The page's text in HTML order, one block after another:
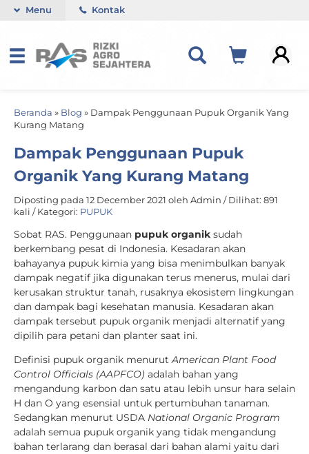
Menu Kontak
Beranda » Blog » Dampak Penggunaan Pupuk Organik Yang
Kurang Matang
Dampak Penggunaan Pupuk
Organik Yang Kurang Matang
Diposting pada 12 December 2021 oleh Admin / Dilihat: 891
kali / Kategori: PUPUK
Sobat RAS. Penggunaan pupuk organik sudah
berkembang pesat di Indonesia. Kesadaran akan
bahayanya pupuk kimia yang bisa menimbulkan banyak
dampak negatif jika digunakan terus menerus, mulai dari
kerusakan struktur tanah, rusaknya ekosistem lingkungan
dan dampak bagi kesehatan manusia. Kesadaran akan
dampak tersebut pupuk organik menjadi alternatif yang
dipilih para petani dan planter saat ini.
Definisi pupuk organik menurutAmerican Plant Food
Control Officials (AAPFCO) adalah bahan yang
mengandung karbon dan satu atau lebih unsur hara selain
H dan O yang esensial untuk pertumbuhan tanaman.
Sedangkan menurut USDA National Organic Program
adalah semua pupuk organik yang tidak mengandung
bahan terlarang dan berasal dari bahan alami yaitu dari